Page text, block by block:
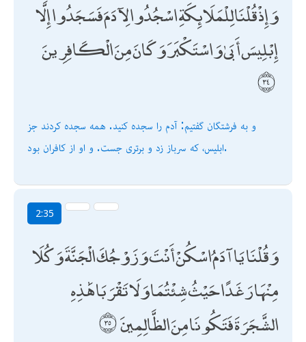
وَإِذْ قُلْنَا لِلْمَلَائِكَةِ اسْجُدُوا لِآدَمَ فَسَجَدُوا إِلَّا
إِبْلِيسَ أَبَىٰ وَاسْتَكْبَرَ وَكَانَ مِنَ الْكَافِرِينَ
و به فرشتگان گفتيم: آدم را سجده كنيد. همه سجده كردند جز
ابليس، كه سرباز زد و برترى جست. و او از كافران بود.
2:35
وَقُلْنَا يَا آدَمُ اسْكُنْ أَنْتَ وَزَوْجُكَ الْجَنَّةَ وَكُلَا
مِنْهَا رَغَدًا حَيْثُ شِئْتُمَا وَلَا تَقْرَبَا هَٰذِهِ
الشَّجَرَةَ فَتَكُونَا مِنَ الظَّالِمِينَ